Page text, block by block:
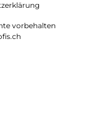
vorbehalten